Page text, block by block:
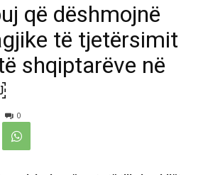
që dëshmojnë
të tjetërsimit
shqiptarëve në
0